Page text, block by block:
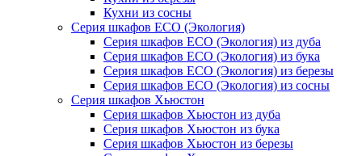
Кухни из сосны
Серия шкафов ECO (Экология)
Серия шкафов ECO (Экология) из дуба
Серия шкафов ECO (Экология) из бука
Серия шкафов ECO (Экология) из березы
Серия шкафов ECO (Экология) из сосны
Серия шкафов Хьюстон
Серия шкафов Хьюстон из дуба
Серия шкафов Хьюстон из бука
Серия шкафов Хьюстон из березы